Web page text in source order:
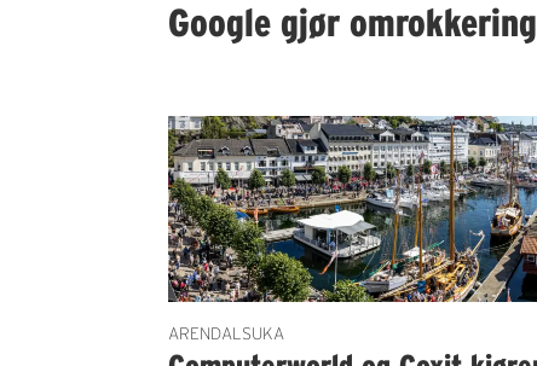
Google gjør
ARENDALSUKA